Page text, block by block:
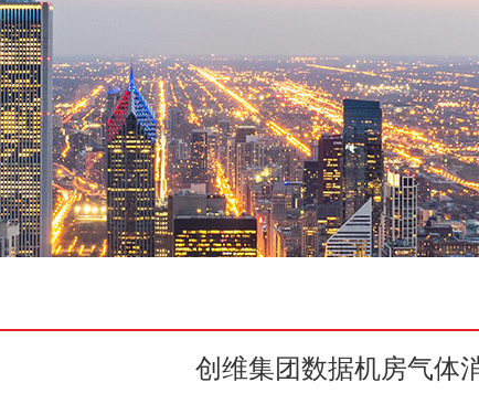
创维集团数据机房气体